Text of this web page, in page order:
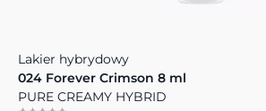
Lakier hybrydowy
024 Forever Crimson 8 ml
PURE CREAMY HYBRID